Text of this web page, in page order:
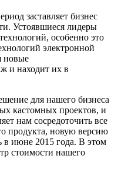
заставляет бизнес
Устоявшиеся лидеры
особенно это
электронной
новые
и находит их в
для нашего бизнеса
кастомных проектов, и
нам сосредоточить все
продукта, новую версию
в июне 2015 года. В этом
стоимости нашего